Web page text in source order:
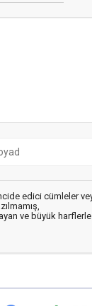
edici cümleler
ve büyük harflerle